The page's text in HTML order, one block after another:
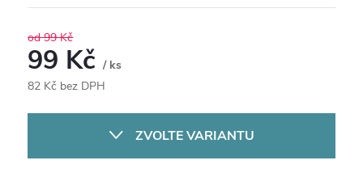
od 99 Kč
99 Kč/ ks
82 Kč bez DPH
ZVOLTE VARIANTU